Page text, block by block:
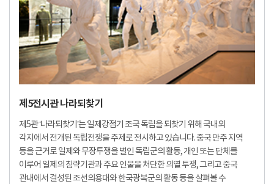
제5전시관 나라되찾기
제5관 ‘나라되찾기’는 일제강점기 조국 독립을 되찾기 위해 국내외
각지에서 전개된 독립전쟁을 주제로 전시하고 있습니다. 중국 만주 지역
등을 근거로 일제와 무장투쟁을 벌인 독립군의 활동, 개인 또는 단체를
이루어 일제의 침략기관과 주요 인물을 처단한 의열 투쟁, 그리고 중국
관내에서 결성된 조선의용대와 한국광복군의 활동 등을 살펴볼 수